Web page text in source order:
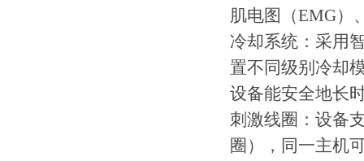
肌电图（EMG）
冷却系统：采用
置不同级别冷却
设备能安全地长
刺激线圈：设备
圈），同一主机